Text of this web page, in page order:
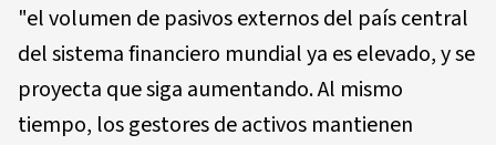
"el volumen de pasivos externos del país central
del sistema financiero mundial ya es elevado, y se
proyecta que siga aumentando. Al mismo
tiempo, los gestores de activos mantienen